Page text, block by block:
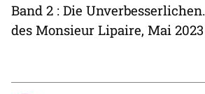
Band 2 : Die
des Monsieur Lipaire, Mai 2023